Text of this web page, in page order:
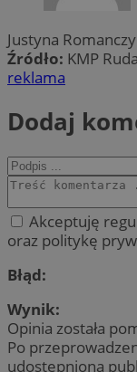
Justyna
Źródło: KMP
reklama
Dodaj
Akceptuję
oraz politykę
Błąd:
Wynik:
Opinia została
Po
udostępniona